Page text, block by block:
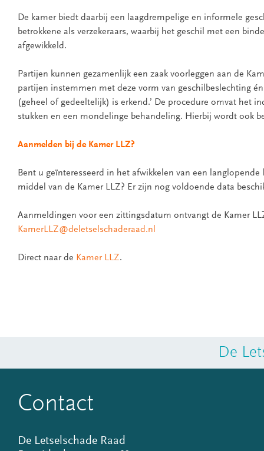
De kamer biedt daarbij een laagdrempelige en informele
betrokkene als verzekeraars, waarbij het geschil met een
afgewikkeld.
Partijen kunnen gezamenlijk een zaak voorleggen aan de
partijen instemmen met deze vorm van geschilbeslechting
(geheel of gedeeltelijk) is erkend.’ De procedure omvat het
stukken en een mondelinge behandeling. Hierbij wordt ook
Aanmelden bij de Kamer LLZ?
Bent u geïnteresseerd in het afwikkelen van een langlopende
middel van de Kamer LLZ? Er zijn nog voldoende data
Aanmeldingen voor een zittingsdatum ontvangt de Kamer
KamerLLZ@deletselschaderaad.nl
Direct naar de Kamer LLZ.
De
Contact
De Letselschade Raad